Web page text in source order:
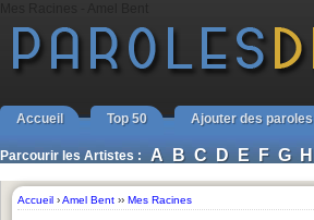
Accueil Top 50 Ajouter des paroles
Parcourir les Artistes : A B C D E F G H
Accueil ›Amel Bent ›› Mes Racines